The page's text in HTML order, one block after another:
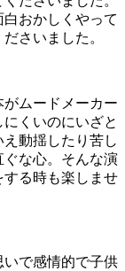
おかしくやって
さいました。
ムードメーカー
くいのにいざと
動揺したり苦し
ぐな心。そんな演
る時も楽しませ
で感情的で子供